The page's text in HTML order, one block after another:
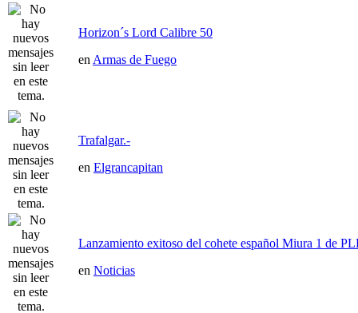
Horizon´s Lord Calibre 50
en Armas de Fuego
Trafalgar.-
en Elgrancapitan
Lanzamiento exitoso del cohete español Miura 1 de
en Noticias